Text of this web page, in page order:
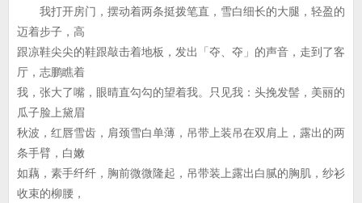
我打开房门，摆动着两条挺拨笔直，雪白细长的大腿，轻盈的
迈着步子，高
跟凉鞋尖尖的鞋跟敲击着地板，发出「夺、夺」的声音，走到了客
厅，志鹏瞧着
我，张大了嘴，眼晴直勾勾的望着我。只见我：头挽发髻，美丽的
瓜子脸上黛眉
秋波，红唇雪齿，肩颈雪白单薄，吊带上装吊在双肩上，露出的两
条手臂，白嫩
如藕，素手纤纤，胸前微微隆起，吊带装上露出白腻的胸肌，纱衫
收束的柳腰，